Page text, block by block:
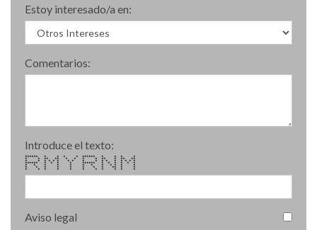
NUEVAS TECNOLOGÍAS DE SEVILLA
CUENTA CON INFOTACTILE
MERCARTES 2016
14/10/2016
Estoy interesado/a en:
Comentarios:
Introduce el texto:
****** * * * * ****** * * * *
* * ** ** * * * * ** * ** **
* * * * * * * * * * * * * * * * *
****** * * * * ****** * * * * * *
* * * * * * * * * * * *
* * * * * * * * ** * *
* * * * * * * * * * *
Aviso legal